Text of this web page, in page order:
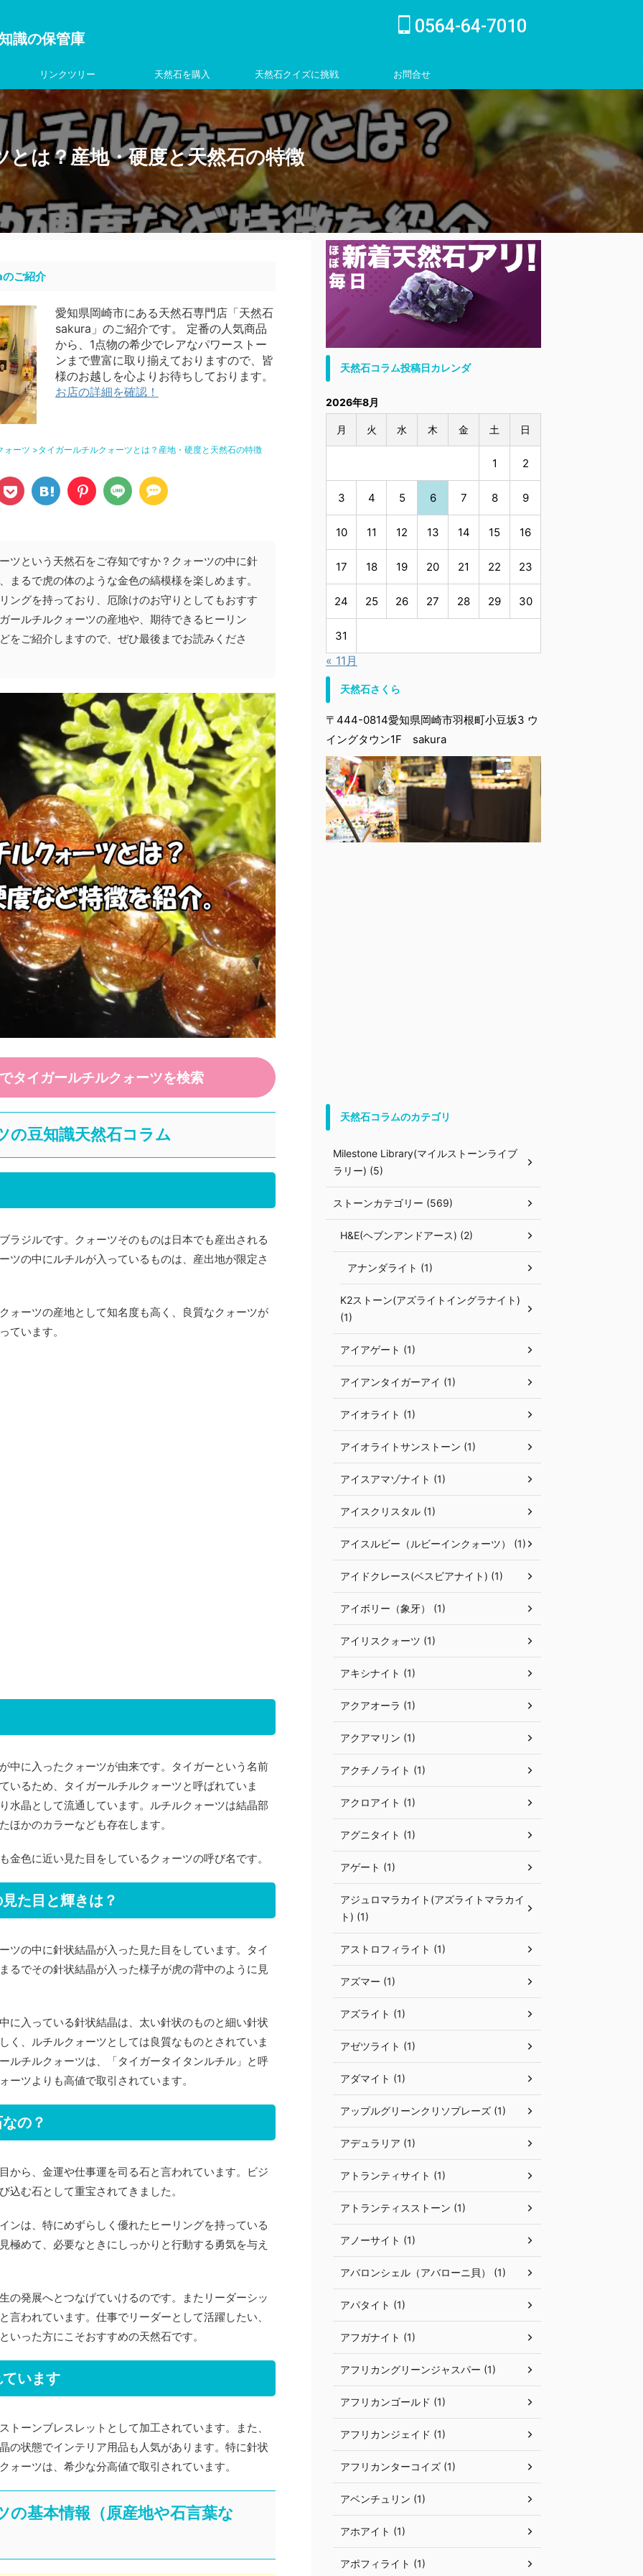
識の保管庫
0564-64-7010
リンクツリー 天然石を購入 天然石クイズに挑戦 お問合せ
inquiry
は？産地・硬度と天然石の特徴
ご紹介
愛知県岡崎市にある天然石専門店「天然石
sakura」のご紹介です。 定番の人気商品
から、1点物の希少でレアなパワーストー
ンまで豊富に取り揃えておりますので、皆
様のお越しを心よりお待ちしております。
お店の詳細を確認！
ォーツ >タイガールチルクォーツとは？産地・硬度と天然石の特徴
ツという天然石をご存知ですか？クォーツの中に針
まるで虎の体のような金色の縞模様を楽しめます。
ングを持っており、厄除けのお守りとしてもおすす
ールチルクォーツの産地や、期待できるヒーリン
をご紹介しますので、ぜひ最後までお読みくださ
タイガールチルクォーツを検索
の豆知識天然石コラム
ラジルです。クォーツそのものは日本でも産出される
ツの中にルチルが入っているものは、産出地が限定さ
ォーツの産地として知名度も高く、良質なクォーツが
ています。
中に入ったクォーツが由来です。タイガーという名前
いるため、タイガールチルクォーツと呼ばれていま
水晶として流通しています。ルチルクォーツは結晶部
ほかのカラーなども存在します。
金色に近い見た目をしているクォーツの呼び名です。
た目と輝きは？
ツの中に針状結晶が入った見た目をしています。タイ
るでその針状結晶が入った様子が虎の背中のように見
に入っている針状結晶は、太い針状のものと細い針状
く、ルチルクォーツとしては良質なものとされていま
ルチルクォーツは、「タイガータイタンルチル」と呼
ーツよりも高値で取引されています。
の？
から、金運や仕事運を司る石と言われています。ビジ
込む石として重宝されてきました。
ンは、特にめずらしく優れたヒーリングを持っている
極めて、必要なときにしっかりと行動する勇気を与え
の発展へとつなげていけるのです。またリーダーシッ
言われています。仕事でリーダーとして活躍したい、
った方にこそおすすめの天然石です。
います
トーンブレスレットとして加工されています。また、
の状態でインテリア用品も人気があります。特に針状
ォーツは、希少な分高値で取引されています。
の基本情報（原産地や石言葉な
天然石コラム投稿日カレンダ
2026年8月
月 火 水 木 金 土 日
1 2
3 4 5 6 7 8 9
10 11 12 13 14 15 16
17 18 19 20 21 22 23
24 25 26 27 28 29 30
31
« 11月
天然石さくら
〒444-0814愛知県岡崎市羽根町小豆坂3 ウ
イングタウン1F sakura
天然石コラムのカテゴリ
Milestone Library(マイルストーンライブ
ラリー) (5)
ストーンカテゴリー (569)
H&E(ヘブンアンドアース) (2)
アナンダライト (1)
K2ストーン(アズライトイングラナイト)
(1)
アイアゲート (1)
アイアンタイガーアイ (1)
アイオライト (1)
アイオライトサンストーン (1)
アイスアマゾナイト (1)
アイスクリスタル (1)
アイスルビー（ルビーインクォーツ） (1)
アイドクレース(ベスビアナイト) (1)
アイボリー（象牙） (1)
アイリスクォーツ (1)
アキシナイト (1)
アクアオーラ (1)
アクアマリン (1)
アクチノライト (1)
アクロアイト (1)
アグニタイト (1)
アゲート (1)
アジュロマラカイト(アズライトマラカイ
ト) (1)
アストロフィライト (1)
アズマー (1)
アズライト (1)
アゼツライト (1)
アダマイト (1)
アップルグリーンクリソプレーズ (1)
アデュラリア (1)
アトランティサイト (1)
アトランティスストーン (1)
アノーサイト (1)
アバロンシェル（アバローニ貝） (1)
アパタイト (1)
アフガナイト (1)
アフリカングリーンジャスパー (1)
アフリカンゴールド (1)
アフリカンジェイド (1)
アフリカンターコイズ (1)
アベンチュリン (1)
アホアイト (1)
アポフィライト (1)